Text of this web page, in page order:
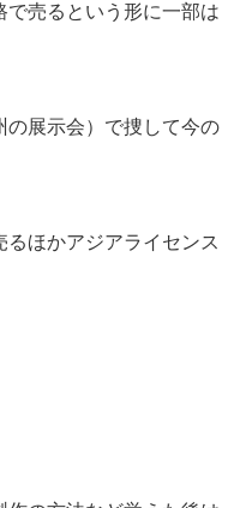
で売るという形に一部は
の展示会）で捜して今の
ほかアジアライセンス